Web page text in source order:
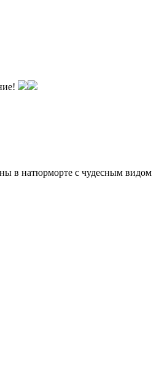
в натюрморте с чудесным видом